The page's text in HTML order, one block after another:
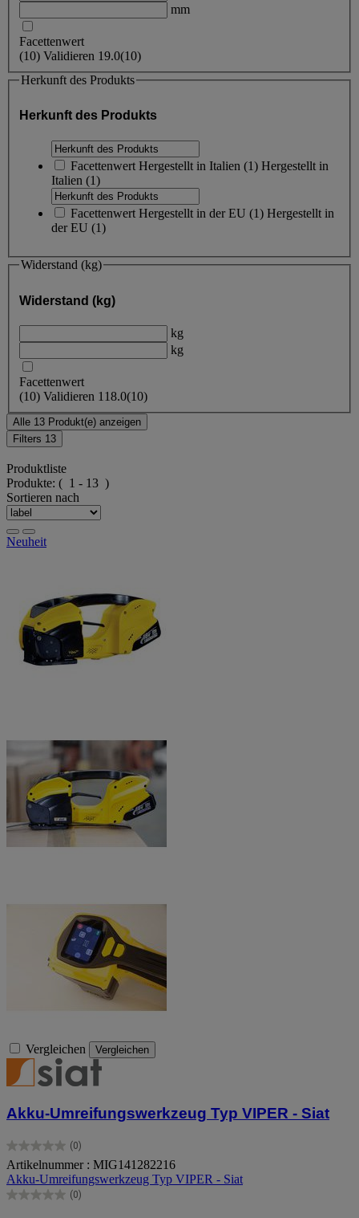
mm
Facettenwert
(10) Validieren 19.0(10)
Herkunft des Produkts
Herkunft des Produkts
Facettenwert Hergestellt in Italien (1) Hergestellt in
Italien (1)
Facettenwert Hergestellt in der EU (1) Hergestellt in
der EU (1)
Widerstand (kg)
Widerstand (kg)
kg
kg
Facettenwert
(10) Validieren 118.0(10)
Alle 13 Produkt(e) anzeigen
Filters 13
Produktliste
Produkte: ( 1 - 13 )
Sortieren nach
Neuheit
Vergleichen Vergleichen
Akku-Umreifungswerkzeug Typ VIPER - Siat
(0)
0.0
von
5
Sternen.
Artikelnummer : MIG141282216
Akku-Umreifungswerkzeug Typ VIPER - Siat
(0)
0.0